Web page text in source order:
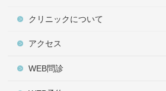
クリニックについて
アクセス
WEB問診